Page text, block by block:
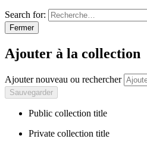
Search for:
Fermer
Ajouter à la collection
Ajouter nouveau ou rechercher
Public collection title
Private collection title